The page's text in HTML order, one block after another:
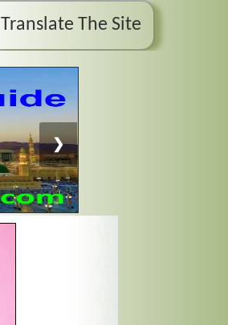
Translate The Site
❯